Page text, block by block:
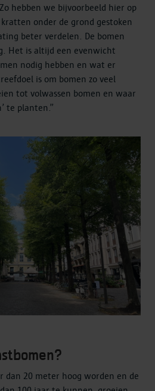
hebben we bijvoorbeeld hier op
onder de grond gestoken
beter verdelen. De bomen
Het is altijd een evenwicht
nodig hebben en wat er
is om bomen zo veel
tot volwassen bomen en waar
te planten.”
dan 20 meter hoog worden en de